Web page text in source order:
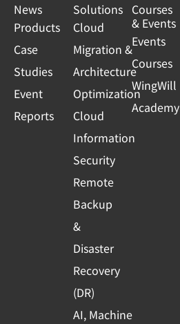
News
Products
Case
Studies
Event
Reports
Solutions
Cloud
Migration &
Architecture
Optimization
Cloud
Information
Security
Remote
Backup
&
Disaster
Recovery
(DR)
AI, Machine
Courses
& Events
Events
Courses
WingWill
Academy